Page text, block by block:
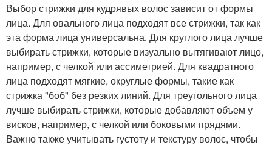
Выбор стрижки для кудрявых волос зависит от формы
лица. Для овального лица подходят все стрижки, так как
эта форма лица универсальна. Для круглого лица лучше
выбирать стрижки, которые визуально вытягивают лицо,
например, с челкой или ассиметрией. Для квадратного
лица подходят мягкие, округлые формы, такие как
стрижка "боб" без резких линий. Для треугольного лица
лучше выбирать стрижки, которые добавляют объем у
висков, например, с челкой или боковыми прядями.
Важно также учитывать густоту и текстуру волос, чтобы